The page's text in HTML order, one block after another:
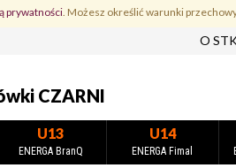
prywatności. Możesz określić warunki
O
CZARNI
U13
ENERGA BranQ
U14
ENERGA Fimal